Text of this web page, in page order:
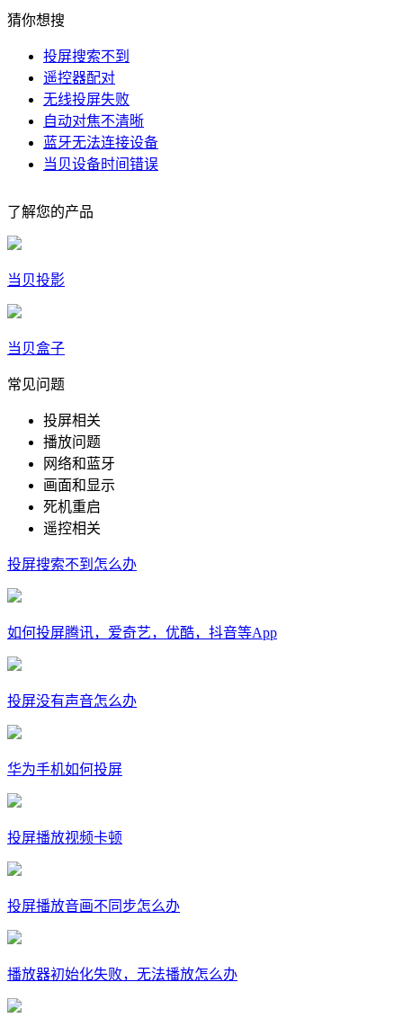
猜你想搜
投屏搜索不到
遥控器配对
无线投屏失败
自动对焦不清晰
蓝牙无法连接设备
当贝设备时间错误
了解您的产品
当贝投影
当贝盒子
常见问题
投屏相关
播放问题
网络和蓝牙
画面和显示
死机重启
遥控相关
投屏搜索不到怎么办
如何投屏腾讯，爱奇艺，优酷，抖音等App
投屏没有声音怎么办
华为手机如何投屏
投屏播放视频卡顿
投屏播放音画不同步怎么办
播放器初始化失败，无法播放怎么办